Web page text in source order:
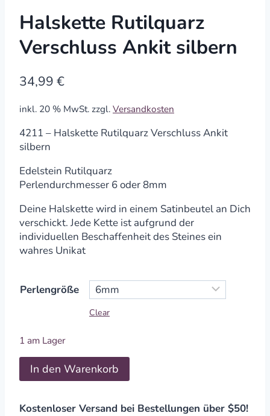
Halskette Rutilquarz
Verschluss Ankit silbern
34,99 €
inkl. 20 % MwSt. zzgl. Versandkosten
4211 – Halskette Rutilquarz Verschluss Ankit
silbern
Edelstein Rutilquarz
Perlendurchmesser 6 oder 8mm
Deine Halskette wird in einem Satinbeutel an Dich
verschickt. Jede Kette ist aufgrund der
individuellen Beschaffenheit des Steines ein
wahres Unikat
Perlengröße
Clear
1 am Lager
Halskette
Rutilquarz
Ankit
In den Warenkorb
Kostenloser Versand bei Bestellungen über $50!